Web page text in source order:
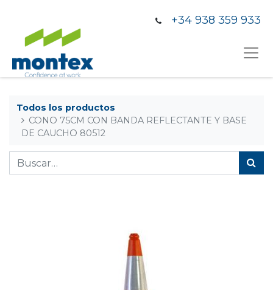
+34 938 359 933
Todos los productos
CONO 75CM CON BANDA REFLECTANTE Y BASE
DE CAUCHO 80512